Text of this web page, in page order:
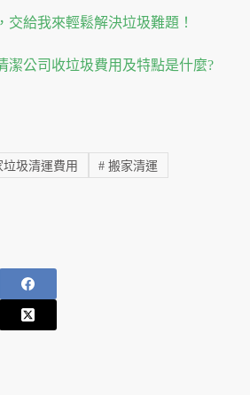
交給我來輕鬆解決垃圾難題！
潔公司收垃圾費用及特點是什麼?
圾清運費用 # 搬家清運